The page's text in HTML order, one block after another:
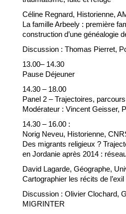
Céline Regnard, Historienne,
La famille Arbeely : première
construction d’une généalogie
Discussion : Thomas Pierret,
13.00– 14.30
Pause Déjeuner
14.30 – 18.00
Panel 2 – Trajectoires,
Modérateur : Vincent Geisser,
14.30 – 16.00 :
Norig Neveu, Historienne,
Des migrants religieux ?
en Jordanie après 2014 :
David Lagarde, Géographe,
Cartographier les récits de
Discussion : Olivier Clochard,
MIGRINTER